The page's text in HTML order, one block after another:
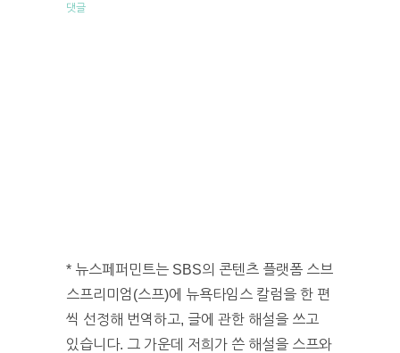
댓글
* 뉴스페퍼민트는 SBS의 콘텐츠 플랫폼 스브
스프리미엄(스프)에 뉴욕타임스 칼럼을 한 편
씩 선정해 번역하고, 글에 관한 해설을 쓰고
있습니다. 그 가운데 저희가 쓴 해설을 스프와